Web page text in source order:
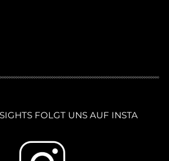
FOLGT UNS AUF INSTA